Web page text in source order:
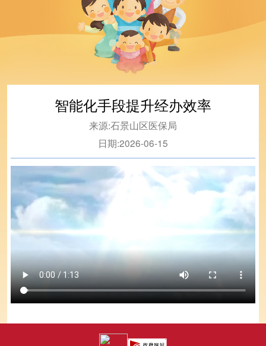
智能化手段提升经办效率
来源:石景山区医保局
日期:2026-06-15